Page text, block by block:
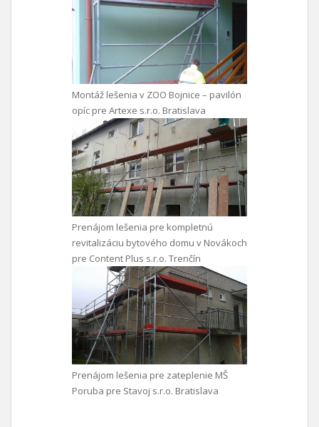
Montáž lešenia v ZOO Bojnice – pavilón
opíc pre Artexe s.r.o. Bratislava
Prenájom lešenia pre kompletnú
revitalizáciu bytového domu v Novákoch
pre Content Plus s.r.o. Trenčín
Prenájom lešenia pre zateplenie MŠ
Poruba pre Stavoj s.r.o. Bratislava